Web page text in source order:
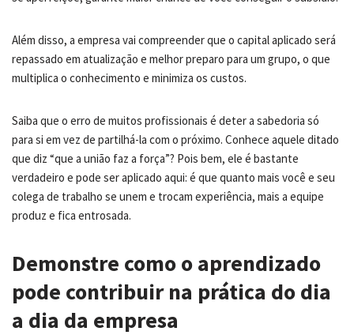
Além disso, a empresa vai compreender que o capital aplicado será
repassado em atualização e melhor preparo para um grupo, o que
multiplica o conhecimento e minimiza os custos.
Saiba que o erro de muitos profissionais é deter a sabedoria só
para si em vez de partilhá-la com o próximo. Conhece aquele ditado
que diz “que a união faz a força”? Pois bem, ele é bastante
verdadeiro e pode ser aplicado aqui: é que quanto mais você e seu
colega de trabalho se unem e trocam experiência, mais a equipe
produz e fica entrosada.
Demonstre como o aprendizado
pode contribuir na prática do dia
a dia da empresa